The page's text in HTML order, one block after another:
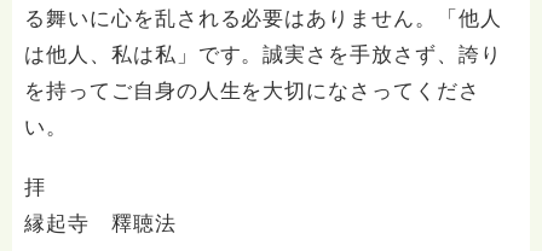
る舞いに心を乱される必要はありません。「他人
は他人、私は私」です。誠実さを手放さず、誇り
を持ってご自身の人生を大切になさってくださ
い。
拝
縁起寺 釋聴法